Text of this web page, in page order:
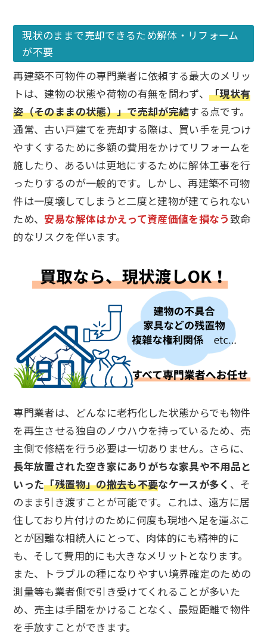
現状のままで売却できるため解体・リフォーム
が不要
再建築不可物件の専門業者に依頼する最大のメリッ
トは、建物の状態や荷物の有無を問わず、「現状有
姿（そのままの状態）」で売却が完結する点です。
通常、古い戸建てを売却する際は、買い手を見つけ
やすくするために多額の費用をかけてリフォームを
施したり、あるいは更地にするために解体工事を行
ったりするのが一般的です。しかし、再建築不可物
件は一度壊してしまうと二度と建物が建てられない
ため、 安易な解体はかえって資産価値を損なう 致命
的なリスクを伴います。
専門業者は、どんなに老朽化した状態からでも物件
を再生させる独自のノウハウを持っているため、売
主側で修繕を行う必要は一切ありません。さらに、
長年放置された空き家にありがちな家具や不用品と
いった「残置物」の撤去も不要なケースが多く 、そ
のまま引き渡すことが可能です。これは、遠方に居
住しており片付けのために何度も現地へ足を運ぶこ
とが困難な相続人にとって、肉体的にも精神的に
も、そして費用的にも大きなメリットとなります。
また、トラブルの種になりやすい境界確定のための
測量等も業者側で引き受けてくれることが多いた
め、売主は手間をかけることなく、最短距離で物件
を手放すことができます。